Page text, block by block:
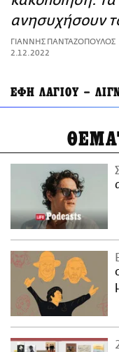
ΑΜΠΑ
PRINT
ανησυχήσουν
ΓΙΑΝΝΗΣ ΠΑΝΤΑΖΟΠΟΥΛΟΣ
2.12.2022
ΕΦΗ ΛΑΓΙΟΥ –